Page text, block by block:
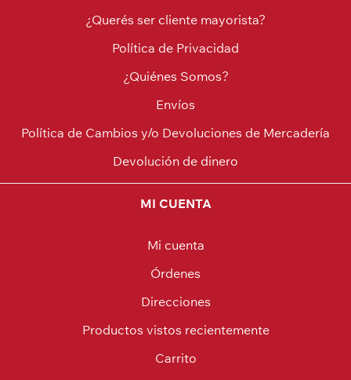
¿Querés ser cliente mayorista?
Política de Privacidad
¿Quiénes Somos?
Envíos
Política de Cambios y/o Devoluciones de Mercadería
Devolución de dinero
MI CUENTA
Mi cuenta
Órdenes
Direcciones
Productos vistos recientemente
Carrito